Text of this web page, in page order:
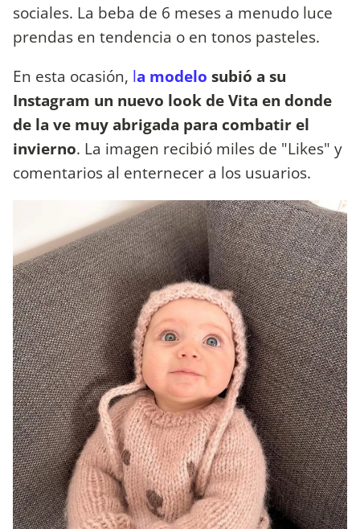
sociales. La beba de 6 meses a menudo luce
prendas en tendencia o en tonos pasteles.
En esta ocasión, la modelo subió a su
Instagram un nuevo look de Vita en donde
de la ve muy abrigada para combatir el
invierno. La imagen recibió miles de "Likes" y
comentarios al enternecer a los usuarios.